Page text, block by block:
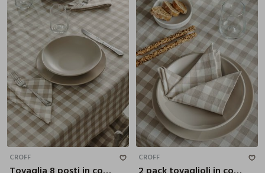
CROFF CROFF